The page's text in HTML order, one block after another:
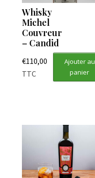
Whisky
Michel
Couvreur
– Candid
€110,00
TTC
Ajouter au
panier